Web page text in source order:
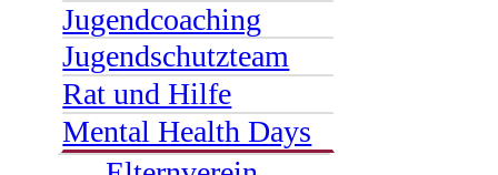
Jugendcoaching
Jugendschutzteam
Rat und Hilfe
Mental Health Days